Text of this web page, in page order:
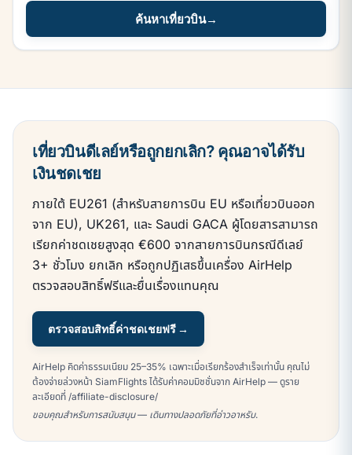
ค้นหาเที่ยวบิน→
เที่ยวบินดีเลย์หรือถูกยกเลิก? คุณอาจได้รับ
เงินชดเชย
ภายใต้ EU261 (สำหรับสายการบิน EU หรือเที่ยวบินออก
จาก EU), UK261, และ Saudi GACA ผู้โดยสารสามารถ
เรียกค่าชดเชยสูงสุด €600 จากสายการบินกรณีดีเลย์
3+ ชั่วโมง ยกเลิก หรือถูกปฏิเสธขึ้นเครื่อง AirHelp
ตรวจสอบสิทธิ์ฟรีและยื่นเรื่องแทนคุณ
ตรวจสอบสิทธิ์ค่าชดเชยฟรี →
AirHelp คิดค่าธรรมเนียม 25–35% เฉพาะเมื่อเรียกร้องสำเร็จเท่านั้น คุณไม่
ต้องจ่ายล่วงหน้า SiamFlights ได้รับค่าคอมมิชชั่นจาก AirHelp — ดูราย
ละเอียดที่ /affiliate-disclosure/
ขอบคุณสำหรับการสนับสนุน — เดินทางปลอดภัยที่อ่าวอาหรับ.